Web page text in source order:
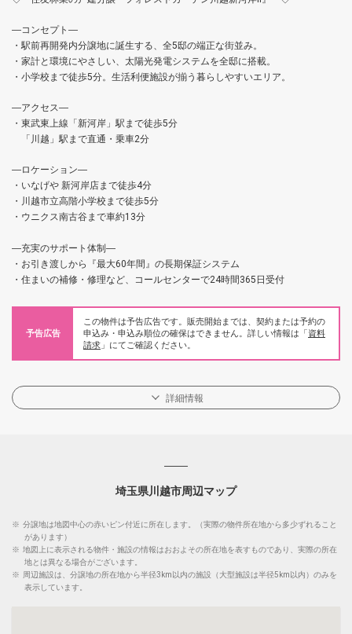
―コンセプト―
・駅前再開発内分譲地に誕生する、全5邸の端正な街並み。
・家計と環境にやさしい、太陽光発電システムを全邸に搭載。
・小学校まで徒歩5分。生活利便施設が揃う暮らしやすいエリア。
―アクセス―
・東武東上線「新河岸」駅まで徒歩5分
「川越」駅まで直通・乗車2分
―ロケーション―
・いなげや 新河岸店まで徒歩4分
・川越市立高階小学校まで徒歩5分
・ウニクス南古谷まで車約13分
―充実のサポート体制―
・お引き渡しから『最大60年間』の長期保証システム
・住まいの補修・修理など、コールセンターで24時間365日受付
予告広告
この物件は予告広告です。販売開始までは、契約または予約の
申込み・申込み順位の確保はできません。詳しい情報は「資料
請求 」にてご確認ください。
詳細情報
埼玉県川越市周辺マップ
※ 分譲地は地図中心の赤いピン付近に所在します。（実際の物件所在地から多少ずれること
があります）
※ 地図上に表示される物件・施設の情報はおおよその所在地を表すものであり、実際の所在
地とは異なる場合がございます。
※
周辺施設は、分譲地の所在地から半径3km以内の施設（大型施設は半径5km以内）のみを
表示しています。